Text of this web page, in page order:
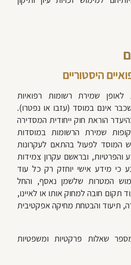
היסטוריים
לאופן שמירת רשומות רפואיות
אינם במוסד (עזבו או נפטרו).
הוראת חוק ייחודית המסדירה
שמירת הרשומות במוסדות
המוסד לפעול בהתאם לעקרונות
והפרטיות, ובראשם עקרון צמידות
כי מידע אישי יוחזק רק כל עוד
המטרות שלשמן נאסף, והחל
תקום חובה למחוק אותו או לאיינו,
תיעוד והבטחת מחיקה אפקטיבית
שאלות פרקטיות ומשפטיות